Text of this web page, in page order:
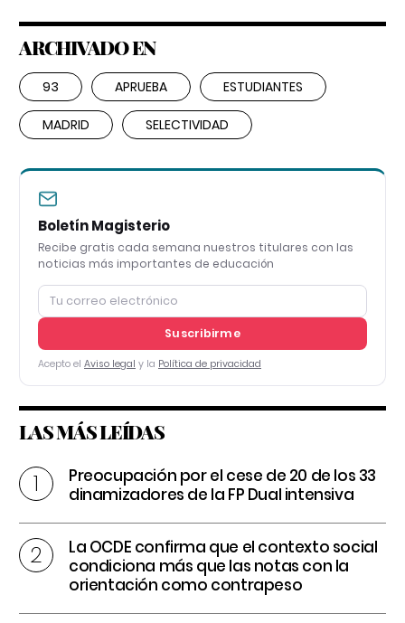
ARCHIVADO EN
93 APRUEBA ESTUDIANTES
MADRID SELECTIVIDAD
Boletín Magisterio
Recibe gratis cada semana nuestros titulares con las
noticias más importantes de educación
Suscribirme
Acepto el Aviso legal y la Política de privacidad
LAS MÁS LEÍDAS
Preocupación por el cese de 20 de los 33
dinamizadores de la FP Dual intensiva
La OCDE confirma que el contexto social
condiciona más que las notas con la
orientación como contrapeso